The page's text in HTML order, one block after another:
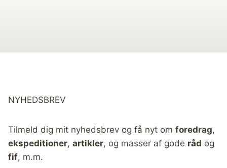
NYHEDSBREV
Tilmeld dig mit nyhedsbrev og få nyt om foredrag,
ekspeditioner, artikler, og masser af gode råd og
fif, m.m.